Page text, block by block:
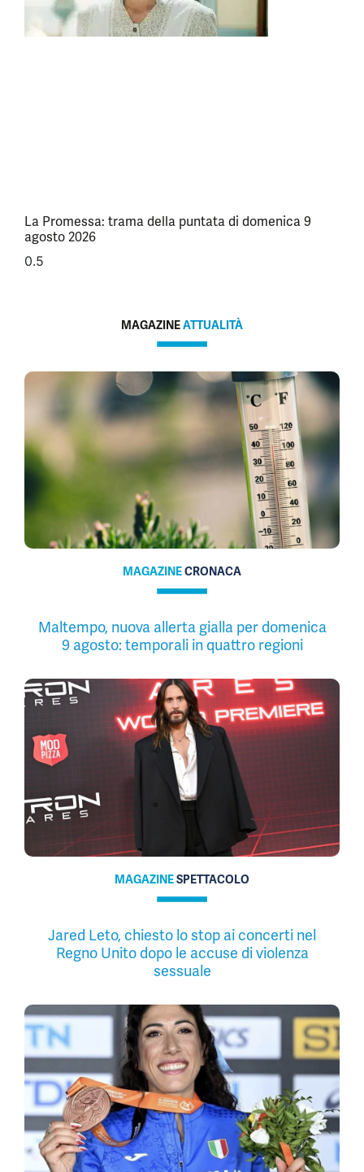
La Promessa: trama della puntata di domenica 9
agosto 2026
MAGAZINEATTUALITÀ
MAGAZINECRONACA
Maltempo, nuova allerta gialla per domenica
9 agosto: temporali in quattro regioni
MAGAZINESPETTACOLO
Jared Leto, chiesto lo stop ai concerti nel
Regno Unito dopo le accuse di violenza
sessuale